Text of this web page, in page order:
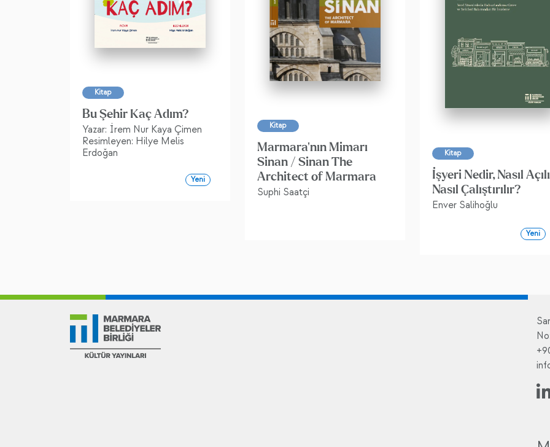
Kitap
Bu Şehir Kaç Adım?
Yazar: İrem Nur Kaya Çimen
Resimleyen: Hilye Melis
Erdoğan
Yeni
Kitap
Marmara'nın Mimarı
Sinan / Sinan The
Architect of Marmara
Suphi Saatçi
Kitap
İşyeri Nedir, Nasıl
Nasıl Çalıştırılır?
Enver Salihoğlu
Yeni